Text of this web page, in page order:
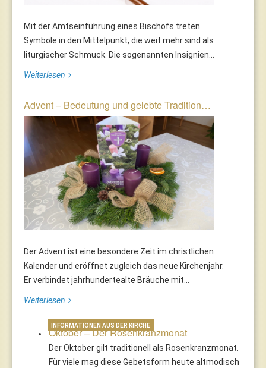
Mit der Amtseinführung eines Bischofs treten
Symbole in den Mittelpunkt, die weit mehr sind als
liturgischer Schmuck. Die sogenannten Insignien...
Weiterlesen
Advent – Bedeutung und gelebte Tradition…
Der Advent ist eine besondere Zeit im christlichen
Kalender und eröffnet zugleich das neue Kirchenjahr.
Er verbindet jahrhundertealte Bräuche mit...
Weiterlesen
Oktober – Der Rosenkranzmonat
Der Oktober gilt traditionell als Rosenkranzmonat.
Für viele mag diese Gebetsform heute altmodisch
INFORMATIONEN AUS DER KIRCHE